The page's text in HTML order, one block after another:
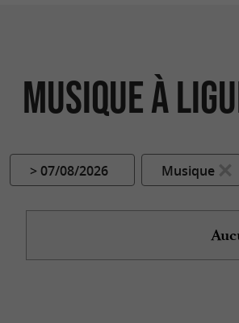
Musique à
> 07/08/2026 Musique